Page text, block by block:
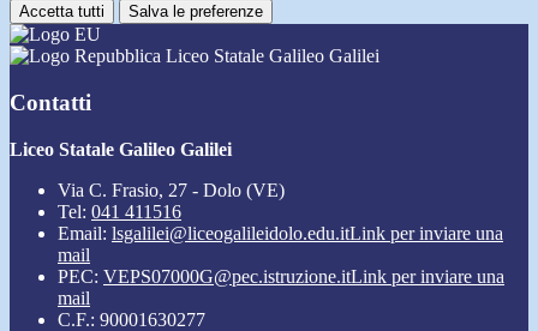
Accetta tutti Salva le preferenze
Liceo Statale Galileo Galilei
Contatti
Liceo Statale Galileo Galilei
Via C. Frasio, 27 - Dolo (VE)
Tel: 041 411516
Email: lsgalilei@liceogalileidolo.edu.itLink per inviare una
mail
PEC: VEPS07000G@pec.istruzione.itLink per inviare una
mail
C.F.: 90001630277